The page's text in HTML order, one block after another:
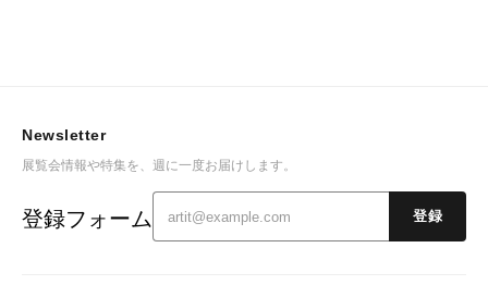
Newsletter
展覧会情報や特集を、週に一度お届けします。
登録フォーム 登録